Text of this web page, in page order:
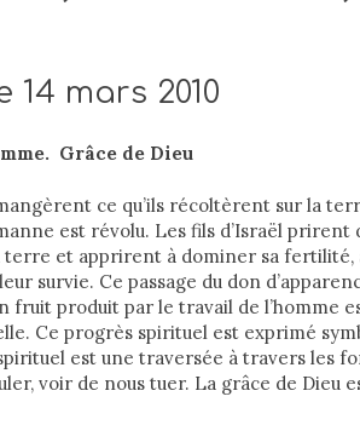
mars 2010
Grâce de Dieu
ce qu’ils récoltèrent sur la
est révolu. Les fils d’Israël prirent
terre et apprirent à dominer sa fertilité,
survie. Ce passage du don
fruit produit par le travail de l’homme
Ce progrès spirituel est exprimé
est une traversée à travers les
voir de nous tuer. La grâce de Dieu